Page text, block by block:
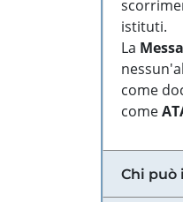
istituti.
La
come
come
Chi può